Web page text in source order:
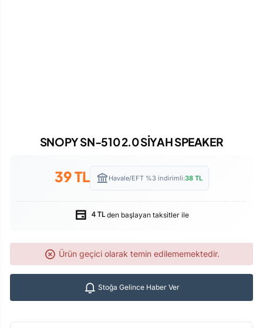
SNOPY SN-510 2.0 SİYAH SPEAKER
39TL Havale/EFT %3 indirimli:38TL
4 TLden başlayan taksitler ile
Ürün geçici olarak temin edilememektedir.
Stoğa Gelince Haber Ver